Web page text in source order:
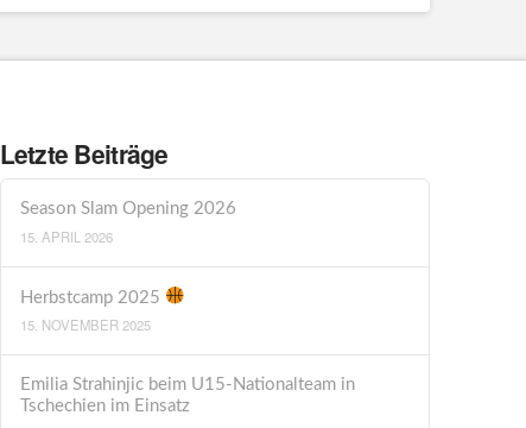
Letzte Beiträge
Season Slam Opening 2026
15. APRIL 2026
Herbstcamp 2025
15. NOVEMBER 2025
Emilia Strahinjic beim U15-Nationalteam in
Tschechien im Einsatz